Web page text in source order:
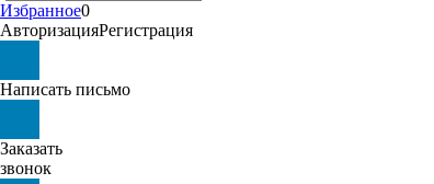
Избранное0
АвторизацияРегистрация
Написать письмо
Заказать
звонок